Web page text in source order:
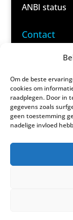
Om de beste
cookies om
raadplegen. Door in
gegevens zoals
geen toestemming
nadelige invloed
ANBI status
Contact
9245 VC Nij
(Post)
(06) 83 69 40
(Alle overige